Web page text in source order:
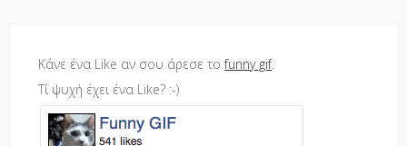
Κάνε ένα Like αν σου άρεσε τοfunny gif.
Τί ψυχή έχει ένα Like? :-)